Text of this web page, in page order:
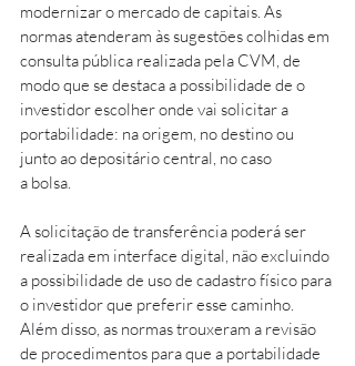
modernizar o mercado de capitais. As
normas atenderam às sugestões colhidas em
consulta pública realizada pela CVM, de
modo que se destaca a possibilidade de o
investidor escolher onde vai solicitar a
portabilidade: na origem, no destino ou
junto ao depositário central, no caso
a bolsa.
A solicitação de transferência poderá ser
realizada em interface digital, não excluindo
a possibilidade de uso de cadastro físico para
o investidor que preferir esse caminho.
Além disso, as normas trouxeram a revisão
de procedimentos para que a portabilidade